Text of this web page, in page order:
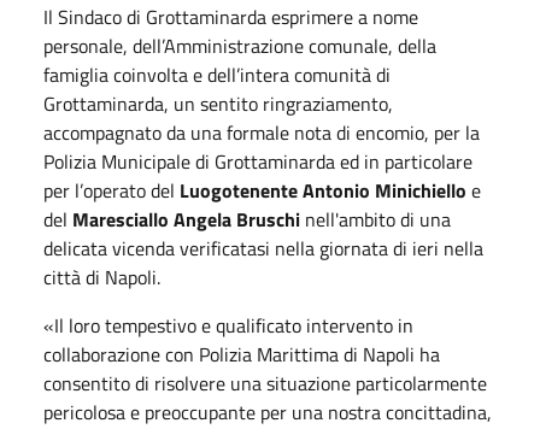
Il Sindaco di Grottaminarda esprimere a nome
personale, dell’Amministrazione comunale, della
famiglia coinvolta e dell’intera comunità di
Grottaminarda, un sentito ringraziamento,
accompagnato da una formale nota di encomio, per la
Polizia Municipale di Grottaminarda ed in particolare
per l’operato del Luogotenente Antonio Minichiello e
del Maresciallo Angela Bruschi nell'ambito di una
delicata vicenda verificatasi nella giornata di ieri nella
città di Napoli.
«Il loro tempestivo e qualificato intervento in
collaborazione con Polizia Marittima di Napoli ha
consentito di risolvere una situazione particolarmente
pericolosa e preoccupante per una nostra concittadina,